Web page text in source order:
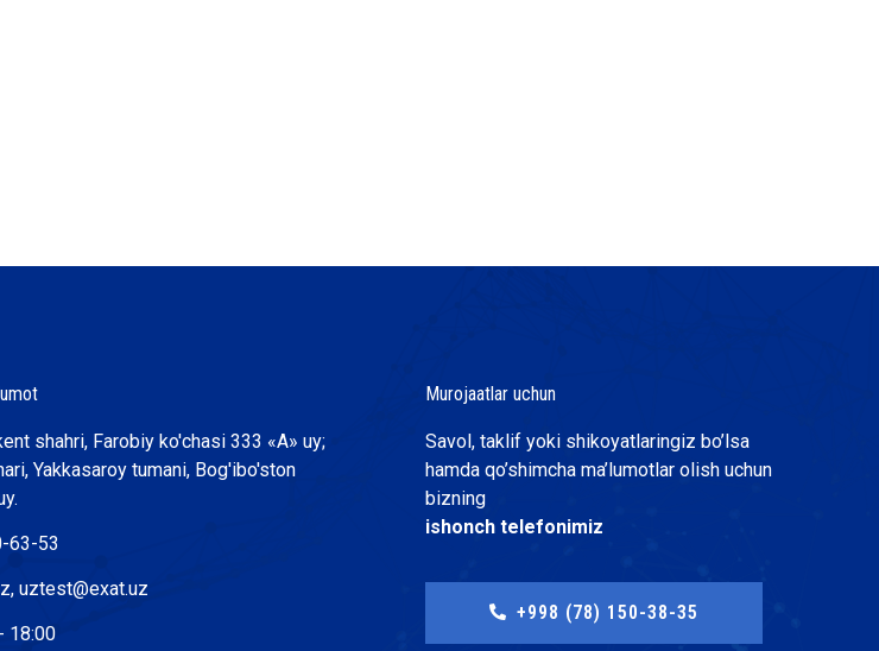
shahri, Farobiy ko'chasi 333 «А» uy;
Yakkasaroy tumani, Bog'ibo'ston
63-53
uztest@exat.uz
18:00
Murojaatlar uchun
Savol, taklif yoki shikoyatlaringiz bo’lsa
hamda qo’shimcha ma’lumotlar olish uchun
bizning
ishonch telefonimiz
+998 (78) 150-38-35